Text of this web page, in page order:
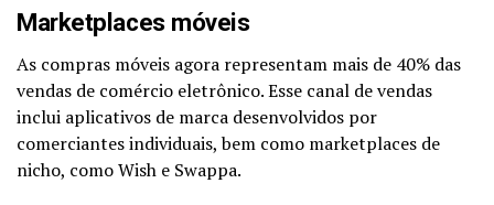
Marketplaces móveis
As compras móveis agora representam mais de 40% das
vendas de comércio eletrônico. Esse canal de vendas
inclui aplicativos de marca desenvolvidos por
comerciantes individuais, bem como marketplaces de
nicho, como Wish e Swappa.